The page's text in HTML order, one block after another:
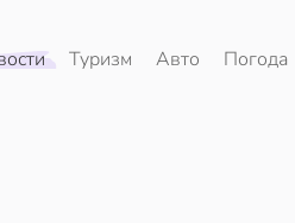
Туризм Авто Погода